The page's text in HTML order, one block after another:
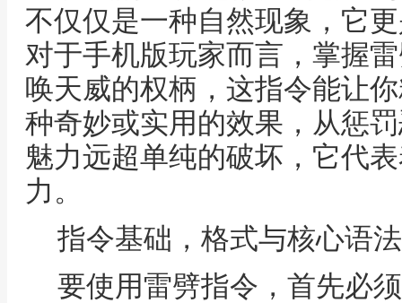
不仅仅是一种自然现象，它
对于手机版玩家而言，掌握
唤天威的权柄，这指令能让
种奇妙或实用的效果，从惩
魅力远超单纯的破坏，它代
力。
指令基础，格式与核心语法
要使用雷劈指令，首先必